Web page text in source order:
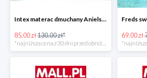
Intex materac dmuchany Anielskie skrzydła -34%
85.00 zł130.00 zł* 69.00 zł